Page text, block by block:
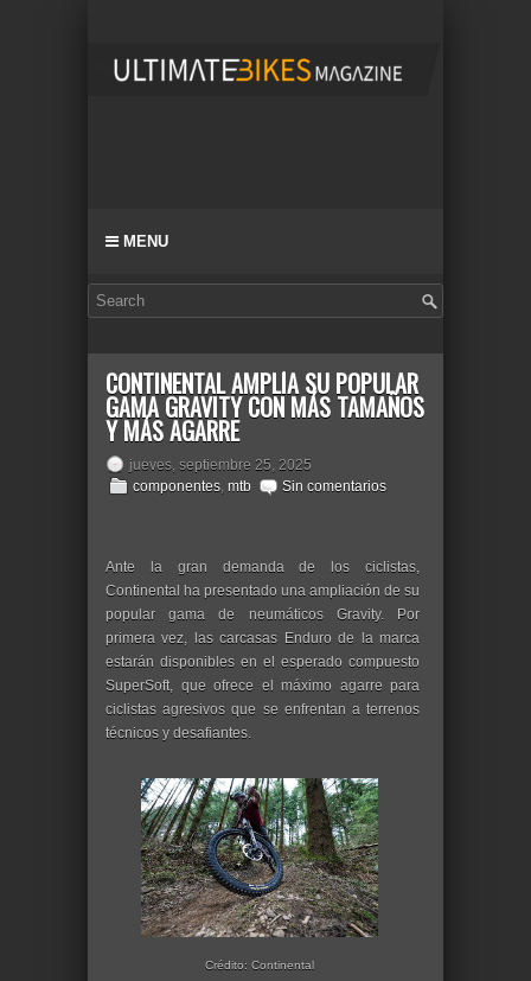
MENU
CONTINENTAL AMPLÍA SU POPULAR
GAMA GRAVITY CON MÁS TAMAÑOS
Y MÁS AGARRE
jueves, septiembre 25, 2025
componentes, mtb Sin comentarios
Ante la gran demanda de los ciclistas,
Continental ha presentado una ampliación de su
popular gama de neumáticos Gravity. Por
primera vez, las carcasas Enduro de la marca
estarán disponibles en el esperado compuesto
SuperSoft, que ofrece el máximo agarre para
ciclistas agresivos que se enfrentan a terrenos
técnicos y desafiantes.
Crédito: Continental